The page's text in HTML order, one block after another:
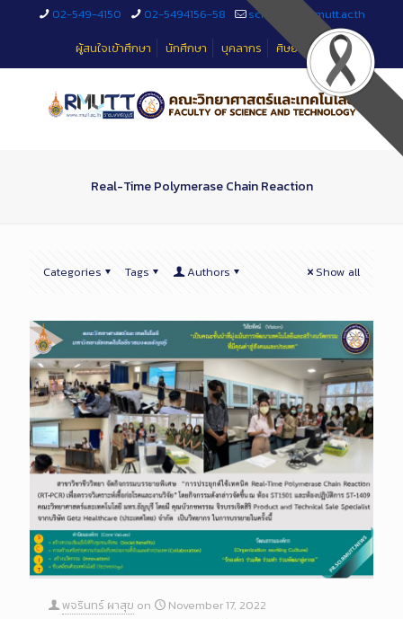
02-549-4150 02-5494156-58
sciteched@rmutt.ac.th
ผู้สนใจเข้าศึกษา
นักศึกษา บุคลากร ศิษย์เก่า
Real-Time Polymerase Chain Reaction
Categories Tags Authors Show all
พจรินทร์ ผาสุข on
November 17, 2022